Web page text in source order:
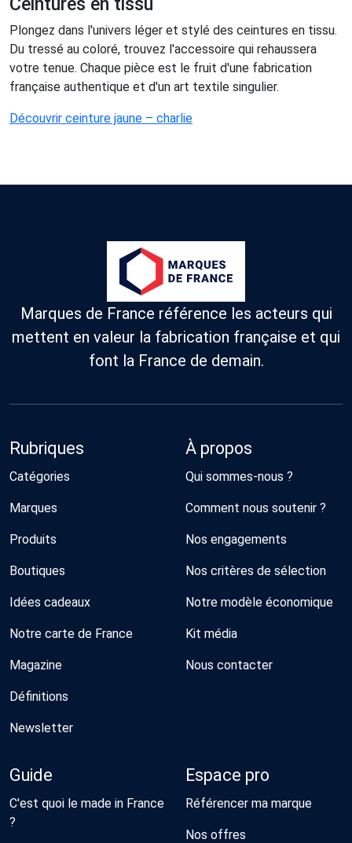
Plongez dans l'univers léger et stylé des ceintures en tissu.
Du tressé au coloré, trouvez l'accessoire qui rehaussera
votre tenue. Chaque pièce est le fruit d'une fabrication
française authentique et d'un art textile singulier.
Découvrir ceinture jaune – charlie
Marques de France référence les acteurs qui
mettent en valeur la fabrication française et qui
font la France de demain.
Rubriques
Catégories
Marques
Produits
Boutiques
Idées cadeaux
Notre carte de France
Magazine
Définitions
Newsletter
À propos
Qui sommes-nous ?
Comment nous soutenir ?
Nos engagements
Nos critères de sélection
Notre modèle économique
Kit média
Nous contacter
Guide
C'est quoi le made in France
?
Espace pro
Référencer ma marque
Nos offres